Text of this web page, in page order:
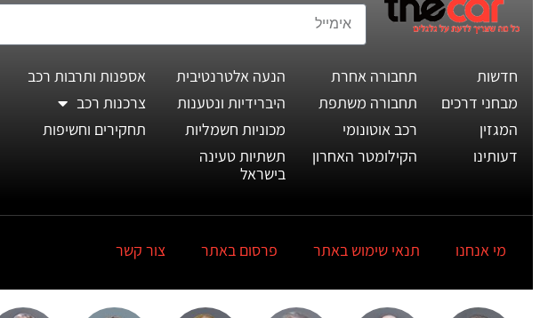
חדשות
מבחני דרכים
המגזין
דעותינו
תחבורה אחרת
תחבורה משתפת
רכב אוטונומי
הקילומטר האחרון
הנעה אלטרנטיבית
היברידיות ונטענות
מכוניות חשמליות
תשתיות טעינה
בישראל
אספנות ותרבות רכב
צרכנות רכב
תחקירים וחשיפות
מי אנחנו תנאי שימוש באתר פרסום באתר צור קשר